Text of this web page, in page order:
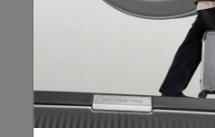
เลือกแถวด้านล่างเพื่อกรองบทวิจ